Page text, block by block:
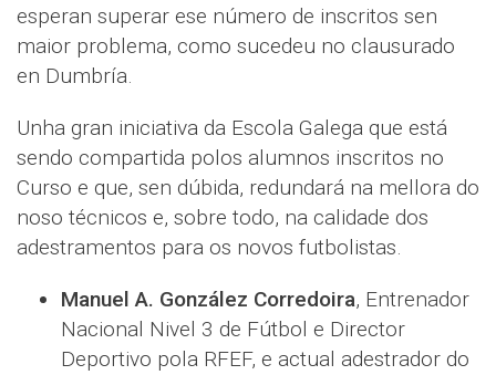
esperan superar ese número de inscritos sen
maior problema, como sucedeu no clausurado
en Dumbría.
Unha gran iniciativa da Escola Galega que está
sendo compartida polos alumnos inscritos no
Curso e que, sen dúbida, redundará na mellora do
noso técnicos e, sobre todo, na calidade dos
adestramentos para os novos futbolistas.
Manuel A. González Corredoira, Entrenador
Nacional Nivel 3 de Fútbol e Director
Deportivo pola RFEF, e actual adestrador do